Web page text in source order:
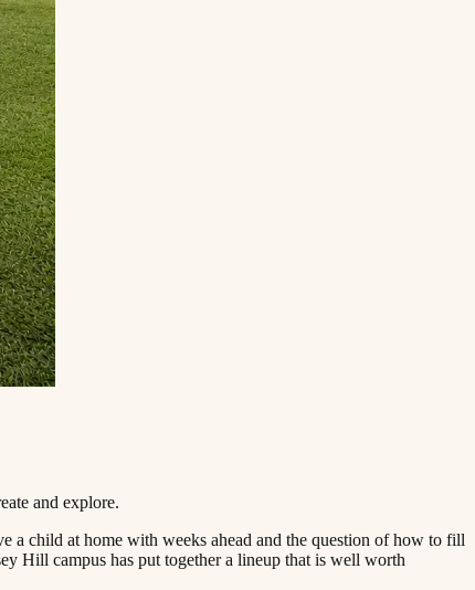
a child at home with weeks ahead and the question of how to fill
Hill campus has put together a lineup that is well worth